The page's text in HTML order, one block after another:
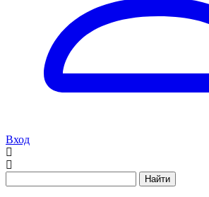
Вход
Найти